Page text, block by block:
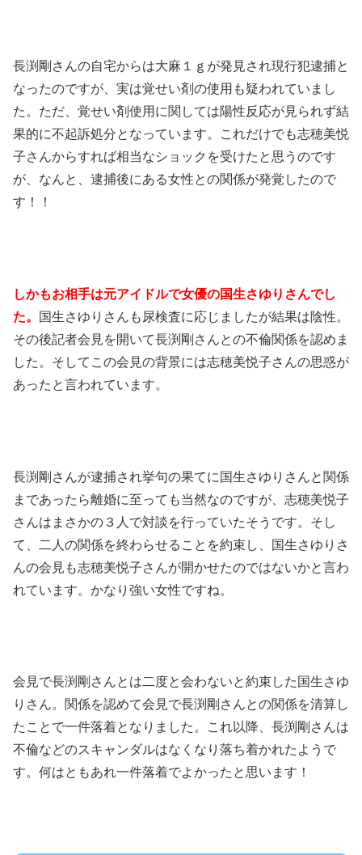
長渕剛さんの自宅からは大麻１ｇが発見され現行犯逮捕と
なったのですが、実は覚せい剤の使用も疑われていまし
た。ただ、覚せい剤使用に関しては陽性反応が見られず結
果的に不起訴処分となっています。これだけでも志穂美悦
子さんからすれば相当なショックを受けたと思うのです
が、なんと、逮捕後にある女性との関係が発覚したので
す！！
しかもお相手は元アイドルで女優の国生さゆりさんでし
た。
国生さゆりさんも尿検査に応じましたが結果は陰性。
その後記者会見を開いて長渕剛さんとの不倫関係を認めま
した。そしてこの会見の背景には志穂美悦子さんの思惑が
あったと言われています。
長渕剛さんが逮捕され挙句の果てに国生さゆりさんと関係
まであったら離婚に至っても当然なのですが、志穂美悦子
さんはまさかの３人で対談を行っていたそうです。そし
て、二人の関係を終わらせることを約束し、国生さゆりさ
んの会見も志穂美悦子さんが開かせたのではないかと言わ
れています。かなり強い女性ですね。
会見で長渕剛さんとは二度と会わないと約束した国生さゆ
りさん。関係を認めて会見で長渕剛さんとの関係を清算し
たことで一件落着となりました。これ以降、長渕剛さんは
不倫などのスキャンダルはなくなり落ち着かれたようで
す。何はともあれ一件落着でよかったと思います！